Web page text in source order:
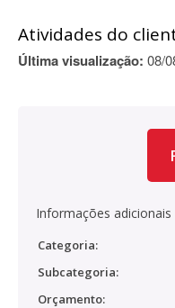
Atividades do
Última visualização: 08/
Informações adicionais
Categoria:
Subcategoria:
Orçamento: